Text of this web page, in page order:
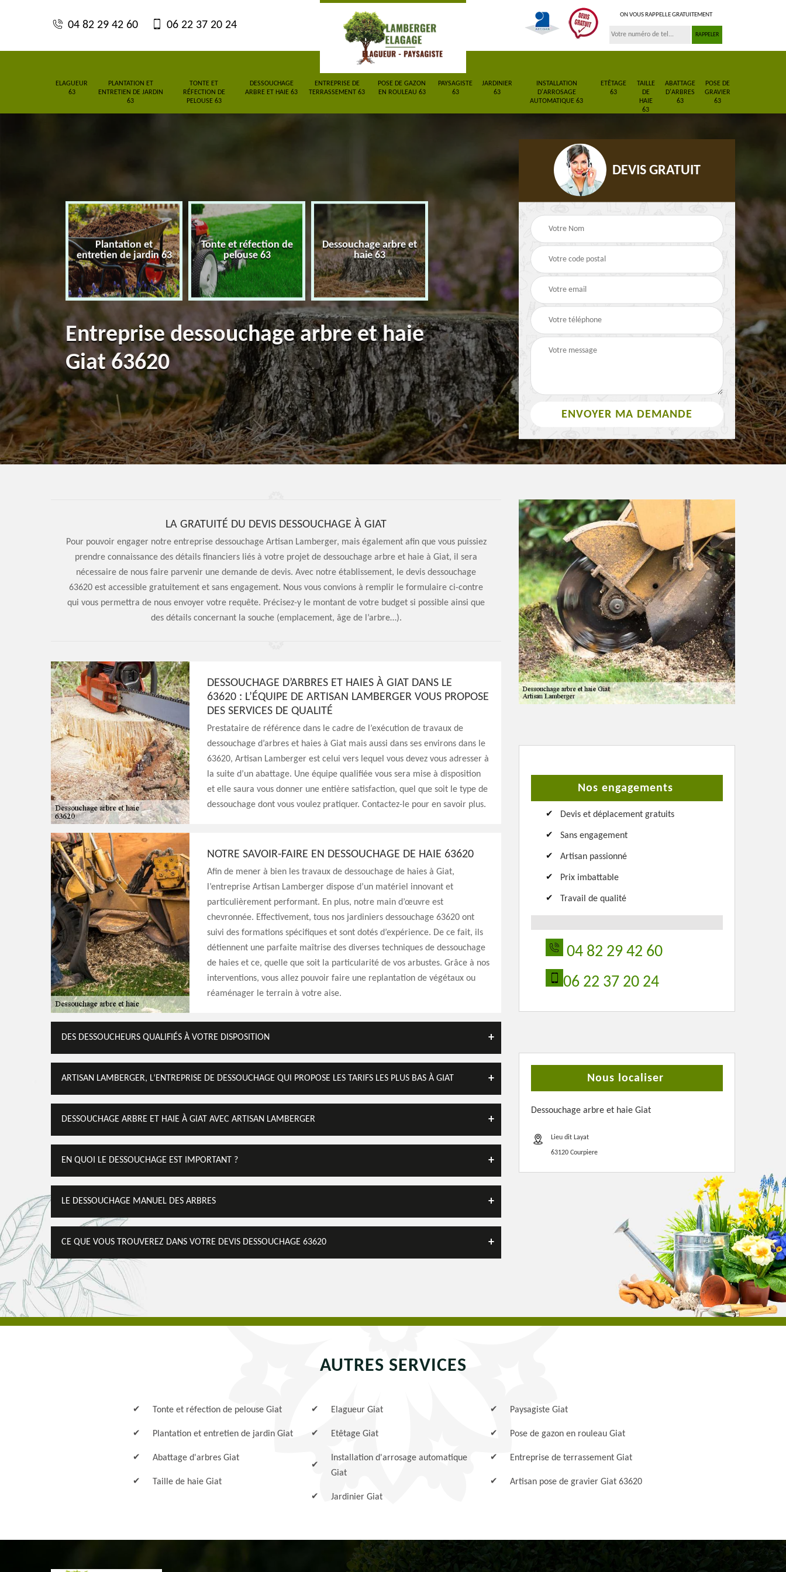
04 82 29 42 60 06 22 37 20 24
ON VOUS RAPPELLE GRATUITEMENT
ELAGUEUR
63
PLANTATION ET
ENTRETIEN DE JARDIN
63
TONTE ET
RÉFECTION DE
PELOUSE 63
DESSOUCHAGE
ARBRE ET HAIE 63
ENTREPRISE DE
TERRASSEMENT 63
POSE DE GAZON
EN ROULEAU 63
PAYSAGISTE
63
JARDINIER
63
INSTALLATION
D'ARROSAGE
AUTOMATIQUE 63
ETÊTAGE
63
TAILLE
DE
HAIE
63
ABATTAGE
D'ARBRES
63
POSE DE
GRAVIER
63
Plantation et
entretien de jardin 63
Tonte et réfection de
pelouse 63
Dessouchage arbre et
haie 63
Entreprise de
terrassement 63
Pose de gazon en
rouleau 63
Paysagiste 63
Entreprise dessouchage arbre et haie
Giat 63620
DEVIS GRATUIT
LA GRATUITÉ DU DEVIS DESSOUCHAGE À GIAT
Pour pouvoir engager notre entreprise dessouchage Artisan Lamberger, mais également afin que vous puissiez
prendre connaissance des détails financiers liés à votre projet de dessouchage arbre et haie à Giat, il sera
nécessaire de nous faire parvenir une demande de devis. Avec notre établissement, le devis dessouchage
63620 est accessible gratuitement et sans engagement. Nous vous convions à remplir le formulaire ci-contre
qui vous permettra de nous envoyer votre requête. Précisez-y le montant de votre budget si possible ainsi que
des détails concernant la souche (emplacement, âge de l’arbre…).
DESSOUCHAGE D’ARBRES ET HAIES À GIAT DANS LE
63620 : L’ÉQUIPE DE ARTISAN LAMBERGER VOUS PROPOSE
DES SERVICES DE QUALITÉ
Prestataire de référence dans le cadre de l’exécution de travaux de
dessouchage d’arbres et haies à Giat mais aussi dans ses environs dans le
63620, Artisan Lamberger est celui vers lequel vous devez vous adresser à
la suite d’un abattage. Une équipe qualifiée vous sera mise à disposition
et elle saura vous donner une entière satisfaction, quel que soit le type de
dessouchage dont vous voulez pratiquer. Contactez-le pour en savoir plus.
NOTRE SAVOIR-FAIRE EN DESSOUCHAGE DE HAIE 63620
Afin de mener à bien les travaux de dessouchage de haies à Giat,
l’entreprise Artisan Lamberger dispose d’un matériel innovant et
particulièrement performant. En plus, notre main d’œuvre est
chevronnée. Effectivement, tous nos jardiniers dessouchage 63620 ont
suivi des formations spécifiques et sont dotés d’expérience. De ce fait, ils
détiennent une parfaite maîtrise des diverses techniques de dessouchage
de haies et ce, quelle que soit la particularité de vos arbustes. Grâce à nos
interventions, vous allez pouvoir faire une replantation de végétaux ou
réaménager le terrain à votre aise.
DES DESSOUCHEURS QUALIFIÉS À VOTRE DISPOSITION
ARTISAN LAMBERGER, L’ENTREPRISE DE DESSOUCHAGE QUI PROPOSE LES TARIFS LES PLUS BAS À GIAT
DESSOUCHAGE ARBRE ET HAIE À GIAT AVEC ARTISAN LAMBERGER
EN QUOI LE DESSOUCHAGE EST IMPORTANT ?
LE DESSOUCHAGE MANUEL DES ARBRES
CE QUE VOUS TROUVEREZ DANS VOTRE DEVIS DESSOUCHAGE 63620
Nos engagements
Devis et déplacement gratuits
Sans engagement
Artisan passionné
Prix imbattable
Travail de qualité
04 82 29 42 60
06 22 37 20 24
Nous localiser
Dessouchage arbre et haie Giat
Lieu dit Layat
63120 Courpiere
AUTRES SERVICES
Tonte et réfection de pelouse Giat
Plantation et entretien de jardin Giat
Abattage d'arbres Giat
Taille de haie Giat
Elagueur Giat
Etêtage Giat
Installation d'arrosage automatique
Giat
Jardinier Giat
Paysagiste Giat
Pose de gazon en rouleau Giat
Entreprise de terrassement Giat
Artisan pose de gravier Giat 63620